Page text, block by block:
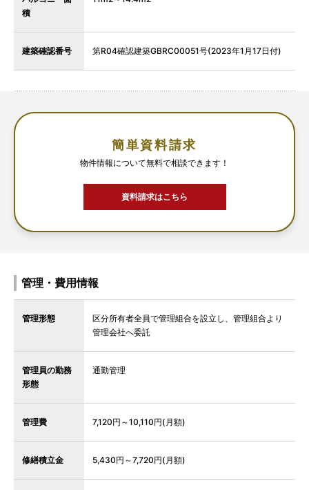
積
建築確認番号 第R04確認建築GBRC00051号(2023年1月17日付)
簡単資料請求
物件情報について無料で相談できます！
資料請求はこちら
管理・費用情報
管理形態
区分所有者全員で管理組合を設立し、管理組合より
管理会社へ委託
管理員の勤務
形態
通勤管理
管理費 7,120円～10,110円(月額)
修繕積立金 5,430円～7,720円(月額)